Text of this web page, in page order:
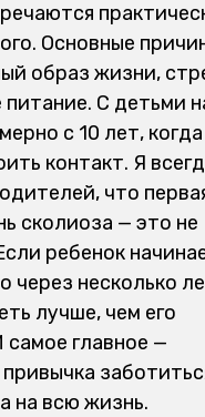
Основные
образ жизни,
питание. С детьми
с 10 лет,
контакт. Я
что
сколиоза — это не
ребенок
через несколько
лучше, чем его
самое главное —
на всю жизнь.